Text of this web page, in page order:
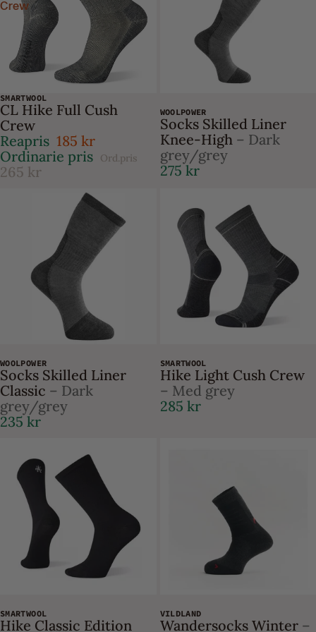
Crew
-30%
SMARTWOOL
CL Hike Full Cush
Crew
Reapris 185 kr
Ordinarie pris
Ord.pris
265 kr
WOOLPOWER
Socks Skilled Liner
Knee-High – Dark
grey/grey
275 kr
WOOLPOWER
Socks Skilled Liner
Classic – Dark
grey/grey
235 kr
SMARTWOOL
Hike Light Cush Crew
– Med grey
285 kr
SMARTWOOL
Hike Classic Edition
VILDLAND
Wandersocks Winter –